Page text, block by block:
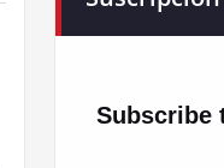
Subscribe